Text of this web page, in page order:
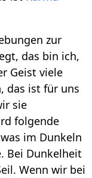
zur
das bin ich,
Geist viele
das ist für uns
sie
folgende
im Dunkeln
Bei Dunkelheit
Wenn wir bei